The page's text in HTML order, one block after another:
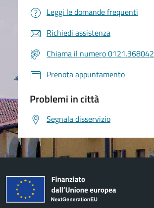
Leggi le domande frequenti
Richiedi assistenza
Chiama il numero 0121.368042
Prenota appuntamento
Problemi in città
Segnala disservizio